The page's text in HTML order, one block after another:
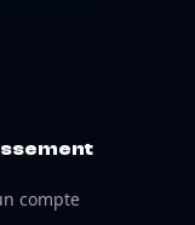
compte